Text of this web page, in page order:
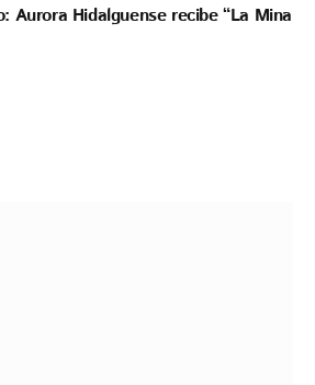
Aurora Hidalguense recibe “La Mina